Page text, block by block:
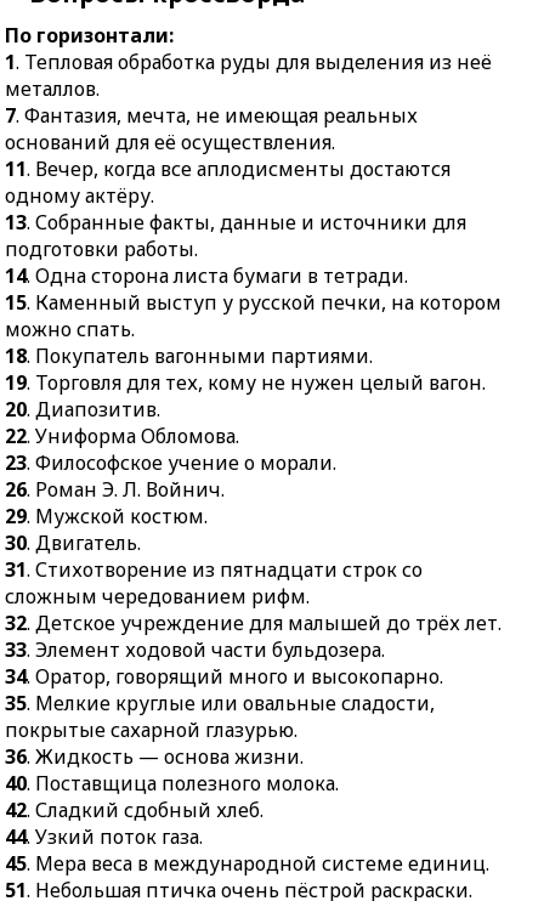
22.Униформа Обломова.
23. Философское учение
о морали.
26.Роман Э. Л. Войнич.
29.Мужской костюм.
30.Двигатель.
31.Стихотворение из
пятнадцати строк со
сложным чередованием
рифм.
32.Детское учреждение
для малышей до трёх
лет.
33.Элемент ходовой
части бульдозера.
34.Оратор, говорящий
много и высокопарно.
35.Мелкие круглые или
овальные сладости,
покрытые сахарной
глазурью.
36.Жидкость — основа
жизни.
40.Поставщица
полезного молока.
42.Сладкий сдобный
хлеб.
44.Узкий поток газа.
45.Мера веса в
международной
16.Род полукафтана у
17.Путешественник, не
имеющий постоянного
20.Акустический
21.Бабочка в морских
погонах.
24.Квартирный вопрос,
растянутый на 20 лет.
ручкой.
документа.
38.Устройства для
сборки или испытаний
машин, механизмов.
39.Шумный, блестящий
успех.
41.Обрядовое купание в
священном источнике.
46.Траурное вокальное
или вокально-
По горизонтали:
1. Тепловая обработка руды для выделения из неё
металлов.
7. Фантазия, мечта, не имеющая реальных
оснований для её осуществления.
11. Вечер, когда все аплодисменты достаются
одному актёру.
13. Собранные факты, данные и источники для
подготовки работы.
14. Одна сторона листа бумаги в тетради.
15. Каменный выступ у русской печки, на котором
можно спать.
18. Покупатель вагонными партиями.
19. Торговля для тех, кому не нужен целый вагон.
20. Диапозитив.
22. Униформа Обломова.
23. Философское учение о морали.
26. Роман Э. Л. Войнич.
29. Мужской костюм.
30. Двигатель.
31. Стихотворение из пятнадцати строк со
сложным чередованием рифм.
32. Детское учреждение для малышей до трёх лет.
33. Элемент ходовой части бульдозера.
34. Оратор, говорящий много и высокопарно.
35. Мелкие круглые или овальные сладости,
покрытые сахарной глазурью.
36. Жидкость — основа жизни.
40. Поставщица полезного молока.
42. Сладкий сдобный хлеб.
44. Узкий поток газа.
45. Мера веса в международной системе единиц.
51. Небольшая птичка очень пёстрой раскраски.